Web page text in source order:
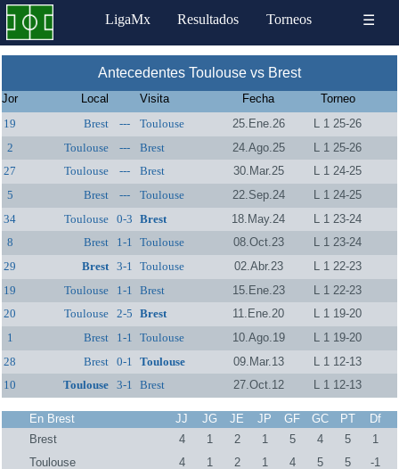
LigaMx Resultados Torneos ☰
Antecedentes Toulouse vs Brest
Jor Local Visita Fecha
Torneo
19
Brest --- Toulouse 25.Ene.26
L 1 25-26
2
Toulouse --- Brest 24.Ago.25
L 1 25-26
27
Toulouse --- Brest 30.Mar.25
L 1 24-25
5
Brest --- Toulouse 22.Sep.24
L 1 24-25
34
Toulouse 0-3 Brest 18.May.24
L 1 23-24
8
Brest 1-1 Toulouse 08.Oct.23
L 1 23-24
29
Brest 3-1 Toulouse 02.Abr.23
L 1 22-23
19
Toulouse 1-1 Brest 15.Ene.23
L 1 22-23
20
Toulouse 2-5 Brest 11.Ene.20
L 1 19-20
1
Brest 1-1 Toulouse 10.Ago.19
L 1 19-20
28
Brest 0-1 Toulouse 09.Mar.13
L 1 12-13
10
Toulouse 3-1 Brest 27.Oct.12 L 1 12-13
En Brest JJ JG JE JP GF GC PT
Df
Brest
4 1 2 1 5 4 5
1
Toulouse
4 1 2 1 4 5 5
-1